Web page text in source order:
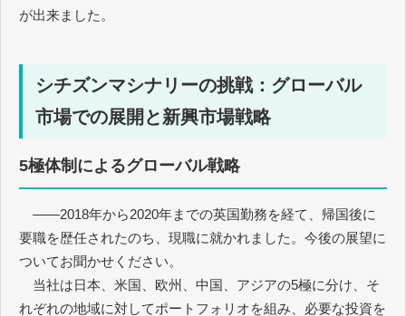
が出来ました。
シチズンマシナリーの挑戦：グローバル
市場での展開と新興市場戦略
5極体制によるグローバル戦略
――2018年から2020年までの英国勤務を経て、帰国後に
要職を歴任されたのち、現職に就かれました。今後の展望に
ついてお聞かせください。
当社は日本、米国、欧州、中国、アジアの5極に分け、そ
れぞれの地域に対してポートフォリオを組み、必要な投資を